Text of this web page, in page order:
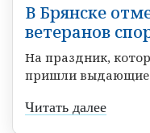
В Брянске
ветеранов
На праздник,
пришли
Читать далее